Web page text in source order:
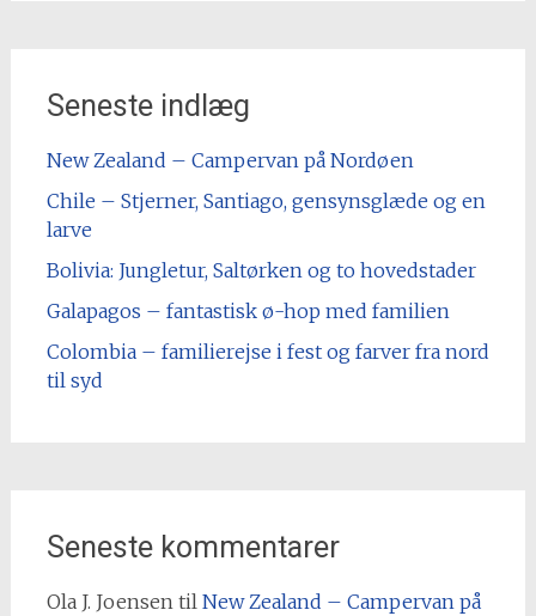
Seneste indlæg
New Zealand – Campervan på Nordøen
Chile – Stjerner, Santiago, gensynsglæde og en
larve
Bolivia: Jungletur, Saltørken og to hovedstader
Galapagos – fantastisk ø-hop med familien
Colombia – familierejse i fest og farver fra nord
til syd
Seneste kommentarer
Ola J. Joensentil New Zealand – Campervan på